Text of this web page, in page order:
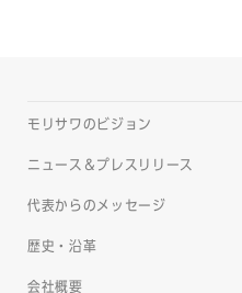
モリサワのビジョン
ニュース＆プレスリリース
代表からのメッセージ
歴史・沿革
会社概要